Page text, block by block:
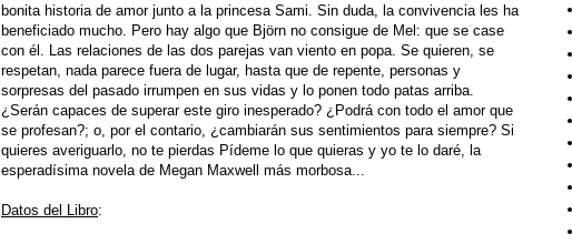
bonita historia de amor junto a la princesa Sami. Sin duda, la convivencia les ha
beneficiado mucho. Pero hay algo que Björn no consigue de Mel: que se case
con él. Las relaciones de las dos parejas van viento en popa. Se quieren, se
respetan, nada parece fuera de lugar, hasta que de repente, personas y
sorpresas del pasado irrumpen en sus vidas y lo ponen todo patas arriba.
¿Serán capaces de superar este giro inesperado? ¿Podrá con todo el amor que
se profesan?; o, por el contario, ¿cambiarán sus sentimientos para siempre? Si
quieres averiguarlo, no te pierdas Pídeme lo que quieras y yo te lo daré, la
esperadísima novela de Megan Maxwell más morbosa...
Datos del Libro: